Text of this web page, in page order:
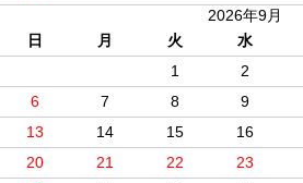
2026年9月
日
月 火 水
1
2
6
7 8 9
13
14 15 16
20
21 22 23